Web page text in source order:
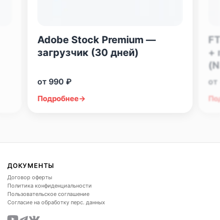
Предоставляем персональный аккаунт,
зарегистрированный на нашу почту — просто
подписку только если у вас
подписки
дождитесь её окончания.
Adobe Stock Premium —
загрузчик (30 дней)
от 990 ₽
Подробнее
+
от
ДОКУМЕНТЫ
Договор оферты
Политика конфиденциальности
Пользовательское соглашение
Согласие на обработку перс. данных